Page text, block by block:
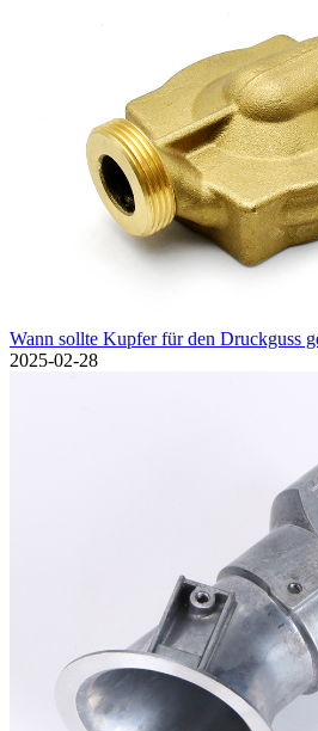
Wann sollte Kupfer für den Druckguss
2025-02-28